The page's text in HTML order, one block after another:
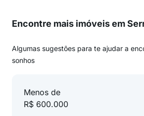
Encontre mais imóveis em
Algumas sugestões para te ajudar a
sonhos
Menos de
R$ 600.000